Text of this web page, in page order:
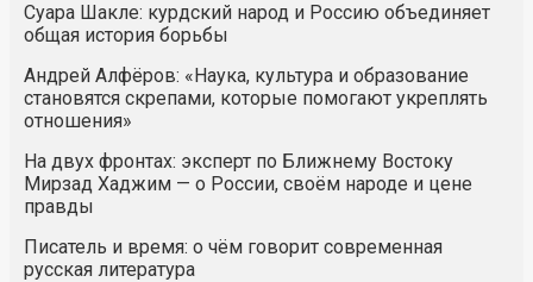
Суара Шакле: курдский народ и Россию объединяет
общая история борьбы
Андрей Алфёров: «Наука, культура и образование
становятся скрепами, которые помогают укреплять
отношения»
На двух фронтах: эксперт по Ближнему Востоку
Мирзад Хаджим — о России, своём народе и цене
правды
Писатель и время: о чём говорит современная
русская литература